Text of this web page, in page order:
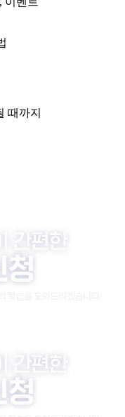
간 보관합니다.
때까지